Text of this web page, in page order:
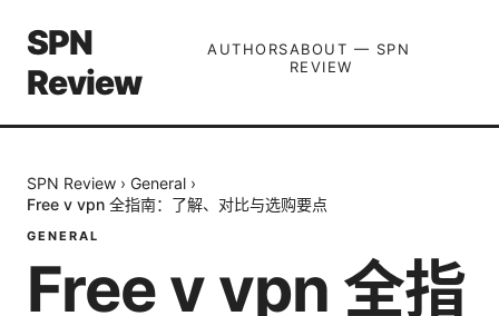
SPN
Review
AUTHORSABOUT — SPN
REVIEW
SPN Review › General ›
Free v vpn 全指南：了解、对比与选购要点
GENERAL
Free v vpn 全指